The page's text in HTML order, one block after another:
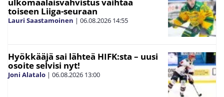
toiseen Liiga-seuraan
Lauri Saastamoinen | 06.08.2026 14:55
Hyökkääjä sai lähteä HIFK:sta – uusi
osoite selvisi nyt!
Joni Alatalo | 06.08.2026 13:00